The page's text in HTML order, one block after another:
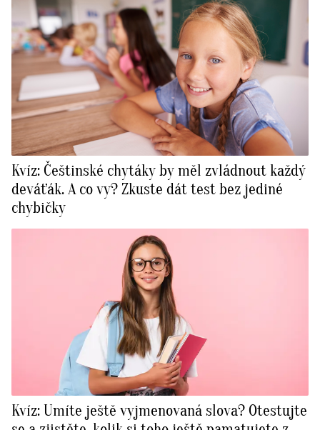
Kvíz: Češtinské chytáky by měl zvládnout každý
deváťák. A co vy? Zkuste dát test bez jediné
chybičky
Kvíz: Umíte ještě vyjmenovaná slova? Otestujte